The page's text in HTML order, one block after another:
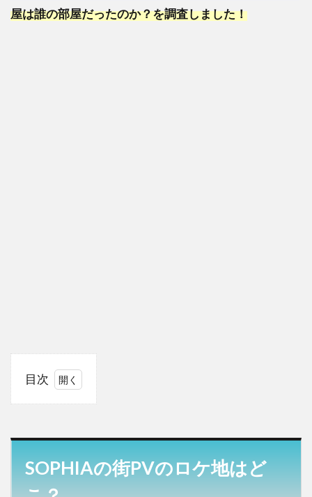
屋は誰の部屋だったのか？を調査しました！
目次
地はど
こ？
SOPHIAの街PVのロケ地はど